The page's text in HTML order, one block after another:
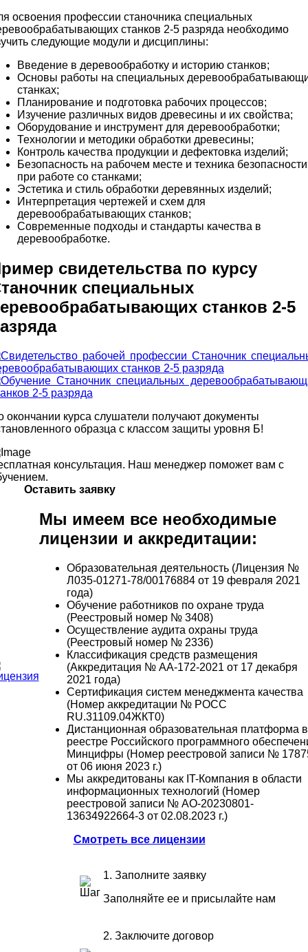
освоения профессии станочника специальных
станков 2-5 разряда необходимо
следующие модули и дисциплины:
Введение в деревообработку и историю станков;
Основы работы на специальных
станках;
Планирование и подготовка рабочих процессов;
Изучение различных видов древесины и их свойства;
Оборудование и инструмент для деревообработки;
Технологии и методики обработки древесины;
Контроль качества продукции и дефектовка изделий;
Безопасность на рабочем месте и техника безопасности
при работе со станками;
Эстетика и стиль обработки деревянных изделий;
Интерпретация чертежей и схем для
деревообрабатывающих станков;
Современные подходы и стандарты качества в
деревообработке.
свидетельства по курсу
специальных
станков 2-5
окончании курса слушатели получают документы
образца с классом защиты уровня Б!
консультация. Наш менеджер поможет вам с
Оставить заявку
Мы имеем все необходимые
лицензии и аккредитации:
Образовательная деятельность (Лицензия №
Л035-01271-78/00176884 от 19 февраля 2021
года)
Обучение работников по охране труда
(Реестровый номер № 3408)
Осуществление аудита охраны труда
(Реестровый номер № 2336)
Классификация средств размещения
(Аккредитация № АА-172-2021 от 17 декабря
2021 года)
Сертификация систем менеджмента качества
(Номер аккредитации № РОСС
RU.31109.04ЖКТ0)
Дистанционная образовательная платформа в
реестре Российского программного
Минцифры (Номер реестровой записи №
от 06 июня 2023 г.)
Мы аккредитованы как IT-Компания в области
информационных технологий (Номер
реестровой записи № АО-20230801-
13634922664-3 от 02.08.2023 г.)
Смотреть все лицензии
1. Заполните заявку
Заполняйте ее и присылайте нам
2. Заключите договор